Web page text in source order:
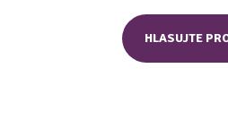
HLASUJTE